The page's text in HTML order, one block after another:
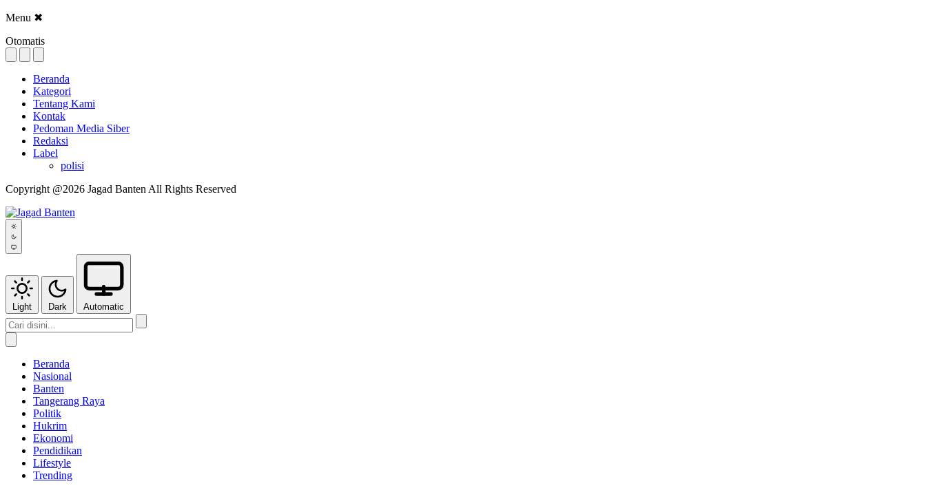
Menu ✖
Otomatis
Beranda
Kategori
Tentang Kami
Kontak
Pedoman Media Siber
Redaksi
Label
polisi
Copyright @2026 Jagad Banten All Rights Reserved
Light Dark Automatic
Beranda
Nasional
Banten
Tangerang Raya
Politik
Hukrim
Ekonomi
Pendidikan
Lifestyle
Trending